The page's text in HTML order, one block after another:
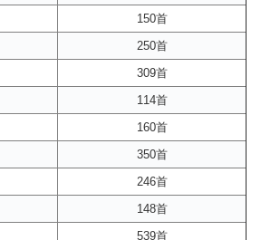
150首
250首
309首
114首
160首
350首
246首
148首
539首